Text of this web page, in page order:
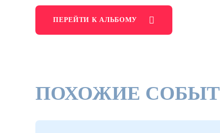
ПЕРЕЙТИ К АЛЬБОМУ
ПОХОЖИЕ